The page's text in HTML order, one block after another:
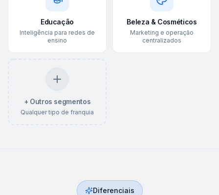
Educação
Inteligência para redes de
ensino
Beleza & Cosméticos
Marketing e operação
centralizados
+ Outros segmentos
Qualquer tipo de franquia
Diferenciais